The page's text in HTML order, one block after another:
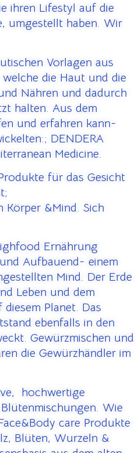
ihren Lifestyl auf die
umgestellt haben. Wir
Vorlagen aus
die Haut und die
Nähren und dadurch
halten. Aus dem
und erfahren kann-
DENDERA
Medicine.
für das Gesicht
Körper &Mind. Sich
Ernährung
Aufbauend- einem
Mind. Der Erde
Leben und dem
Planet. Das
ebenfalls in den
Gewürzmischen und
die Gewürzhändler im
hochwertige
Wie
care Produkte
Blüten, Wurzeln &